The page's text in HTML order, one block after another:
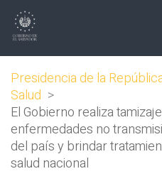
Presidencia de la
Salud >
El Gobierno realiza
enfermedades no
del país y brindar
salud nacional